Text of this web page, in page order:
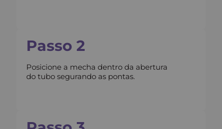
Passo 2
Posicione a mecha dentro da abertura
do tubo segurando as pontas.